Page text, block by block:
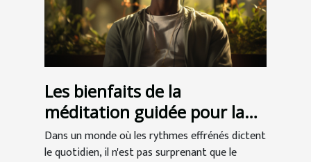
Les bienfaits de la
méditation guidée pour la
réduction du stress
quotidien
Dans un monde où les rythmes effrénés dictent
le quotidien, il n'est pas surprenant que le